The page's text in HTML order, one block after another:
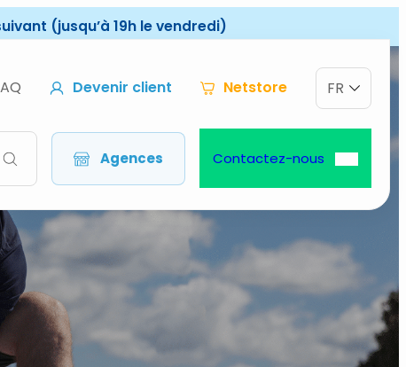
(jusqu’à 19h le vendredi)
Devenir client Netstore FR
Agences Contactez-nous